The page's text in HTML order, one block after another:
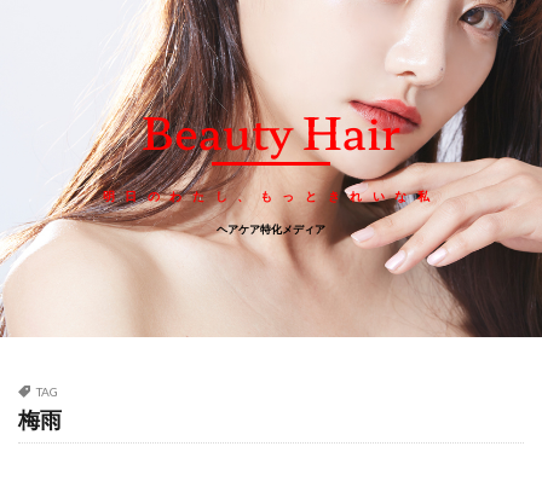
Beauty Hair
明日のわたし、もっときれいな私
ヘアケア特化メディア
TAG
梅雨